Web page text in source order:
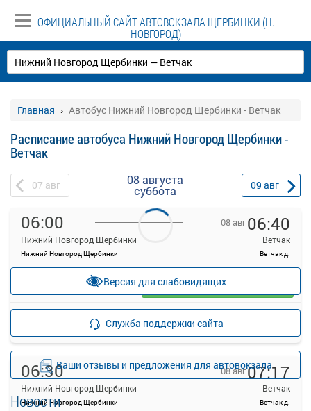
ОФИЦИАЛЬНЫЙ САЙТ АВТОВОКЗАЛА ЩЕРБИНКИ (Н.
НОВГОРОД)
Главная Автобус Нижний Новгород Щербинки - Ветчак
Расписание автобуса Нижний Новгород Щербинки -
Ветчак
07 авг 08 августа
суббота 09 авг
06:00
Нижний Новгород Щербинки
Нижний Новгород Щербинки
08 авг06:40
Ветчак
Ветчак д.
—
Загрузить цену
06:30
Нижний Новгород Щербинки
Нижний Новгород Щербинки
08 авг07:17
Ветчак
Ветчак д.
Версия для слабовидящих
Служба поддержки сайта
Ваши отзывы и предложения для автовокзала
Новости